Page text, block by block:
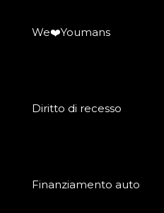
We❤️Youmans
Diritto di recesso
Finanziamento auto